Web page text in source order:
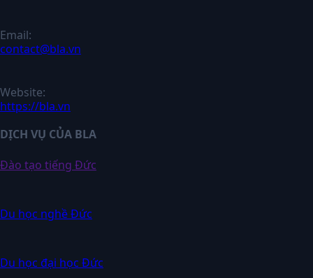
Email:
contact@bla.vn
Website:
https://bla.vn
DỊCH VỤ CỦA BLA
Đào tạo tiếng Đức
Du học nghề Đức
Du học đại học Đức